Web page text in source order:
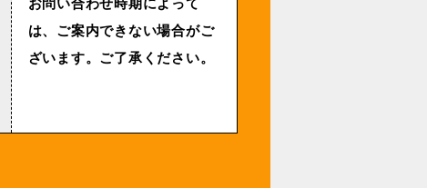
お問い合わせ時期によって
は、ご案内できない場合がご
ざいます。ご了承ください。